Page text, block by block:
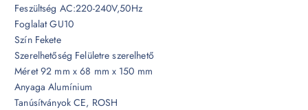
Feszültség AC:220-240V,50Hz
Foglalat GU10
Szín Fekete
Szerelhetőség Felületre szerelhető
Méret 92 mm x 68 mm x 150 mm
Anyaga Alumínium
Tanúsítványok CE, ROSH